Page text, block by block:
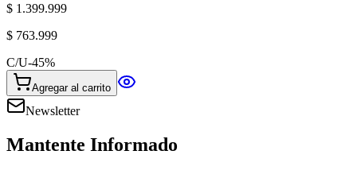
$ 1.399.999
$ 763.999
C/U-45%
Agregar al carrito
Newsletter
Mantente Informado